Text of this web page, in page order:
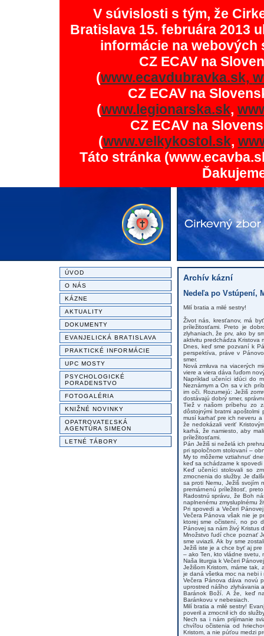
V súvislosti s tým, že
Bratislava 15. februára 2013
informácie na
CZ ECAV na
(www.ecavdubravka.sk,
CZ ECAV na
(www.legionarska.sk,
CZ ECAV na
(www.velkykostol.sk,
Táto stránka
ÚVOD
O NÁS
KÁZNE
AKTUALITY
DOKUMENTY
EVANJELICKÁ BRATISLAVA
PRAKTICKÉ INFORMÁCIE
UPC MOSTY
PSYCHOLOGICKÉ
PORADENSTVO
FOTOGALÉRIA
KNIŽNÉ NOVINKY
OPATROVATEĽSKÁ
AGENTÚRA SIMEON
LETNÉ TÁBORY
Archív kázní
Nedeľa po Vstúpení,
Milí bratia a milé sestry!
Život nás, kresťanov, má
príležitosťami. Preto je
zlyhaniach, že prv, ako by
aktivitu predchádza Kristova
Dnes, keď sme pozvaní k
perspektíva, práve v
smer.
Nová zmluva na viacerých
viere a viera dáva ľuďom
Napríklad učeníci idúci do
Neznámym a On sa v ich
im oči. Rozumejú: Ježiš
dostávajú dobrý smer,
Tiež v našom príbehu zo
dôstojnými bratmi
musí karhať pre ich neveru
že nedokázali veriť
karhá, že namiesto, aby
príležitosťami.
Pán Ježiš si neželá ich
pri spoločnom stolovaní –
My to môžeme vztiahnuť
keď sa schádzame k
Keď učeníci stolovali so
zmocnenia do služby. Je
sa proti Nemu, Ježiš svojím
premárnenú príležitosť,
Radostnú správu, že Boh
naplnenému zmysluplnému
Pri spovedi a Večeri
Večera Pánova však nie je
ktorej sme očistení, no po
Pánovej sa nám živý Kristus
Množstvo ľudí chce poznať
sme uviazli. Ak by sme
Ježiš iste je a chce byť aj
– ako Ten, kto vládne svetu,
Naša liturgia k Večeri
Ježišom Kristom, máme
je daná všetka moc na nebi i
Večera Pánova dáva novú
uprostred nášho zlyhávania
Baránok Boží. A že, keď
Baránkovu v nebesiach.
Milí bratia a milé sestry!
poveril a zmocnil ich do
Nech sa i nám prijímanie
chvíľou očistenia od
Kristom, a nie púťou medzi